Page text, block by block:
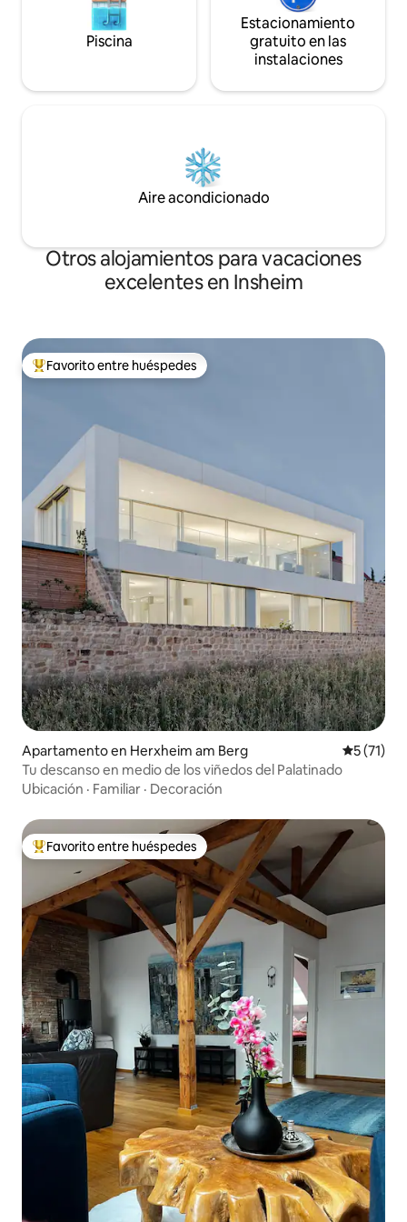
Piscina
Estacionamiento
gratuito en las
instalaciones
Aire acondicionado
Otros alojamientos para vacaciones
excelentes en Insheim
Favorito entre huéspedes preferido
Favorito entre huéspedes
Apartamento en Herxheim am Berg
5 (71)
Tu descanso en medio de los viñedos del Palatinado
Ubicación · Familiar · Decoración
Favorito entre huéspedes preferido
Favorito entre huéspedes